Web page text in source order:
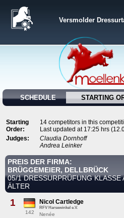
Versmolder
SCHEDULE STARTING
Starting
Order:
14 competitors in this
Last updated at 17:25 hrs
Judges:
Claudia Dornhoff
Andrea Leinker
PREIS DER FIRMA:
BRÜGGEMEIER, DELLBRÜCK
05/1 DRESSURPRÜFUNG
ÄLTER
1
142
Nicol Cartledge
RFV Harsewinkel e.V.
Nenée